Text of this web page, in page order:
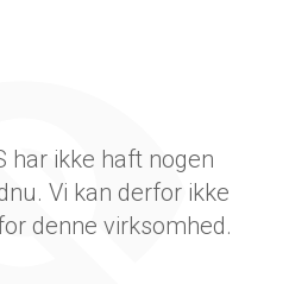
har ikke haft nogen
Vi kan derfor ikke
denne virksomhed.